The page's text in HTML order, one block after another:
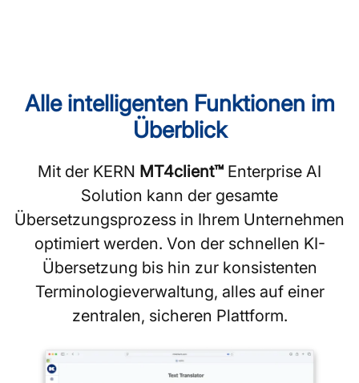
Alle intelligenten Funktionen im
Überblick
Mit der KERN MT4client™ Enterprise AI
Solution kann der gesamte
Übersetzungsprozess in Ihrem Unternehmen
optimiert werden. Von der schnellen KI-
Übersetzung bis hin zur konsistenten
Terminologieverwaltung, alles auf einer
zentralen, sicheren Plattform.